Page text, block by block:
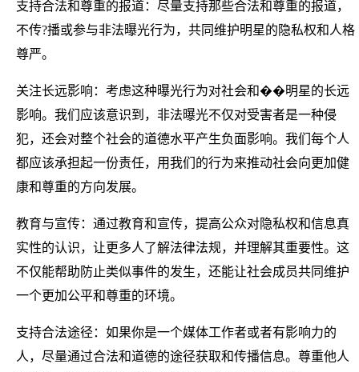
支持合法和尊重的报道：尽量支持那些合法和尊重的报道，
不传?播或参与非法曝光行为，共同维护明星的隐私权和人格
尊严。
关注长远影响：考虑这种曝光行为对社会和��明星的长远
影响。我们应该意识到，非法曝光不仅对受害者是一种侵
犯，还会对整个社会的道德水平产生负面影响。我们每个人
都应该承担起一份责任，用我们的行为来推动社会向更加健
康和尊重的方向发展。
教育与宣传：通过教育和宣传，提高公众对隐私权和信息真
实性的认识，让更多人了解法律法规，并理解其重要性。这
不仅能帮助防止类似事件的发生，还能让社会成员共同维护
一个更加公平和尊重的环境。
支持合法途径：如果你是一个媒体工作者或者有影响力的
人，尽量通过合法和道德的途径获取和传播信息。尊重他人